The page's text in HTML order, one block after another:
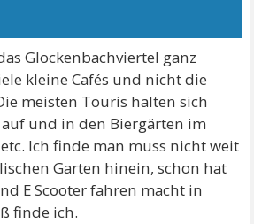
Glockenbachviertel ganz
kleine Cafés und nicht die
meisten Touris halten sich
und in den Biergärten im
Ich finde man muss nicht weit
Garten hinein, schon hat
E Scooter fahren macht in
finde ich.